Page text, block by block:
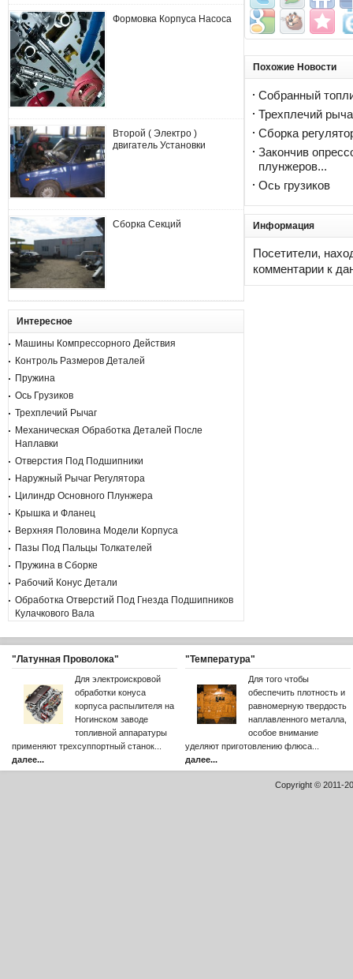
Формовка Корпуса Насоса
Второй ( Электро )
двигатель Установки
Сборка Секций
Интересное
Машины Компрессорного Действия
Контроль Размеров Деталей
Пружина
Ось Грузиков
Трехплечий Рычаг
Механическая Обработка Деталей После
Наплавки
Отверстия Под Подшипники
Наружный Рычаг Регулятора
Цилиндр Основного Плунжера
Крышка и Фланец
Верхняя Половина Модели Корпуса
Пазы Под Пальцы Толкателей
Пружина в Сборке
Рабочий Конус Детали
Обработка Отверстий Под Гнезда Подшипников
Кулачкового Вала
Похожие Новости
Собранный
Трехплечий
Сборка
Закончив
плунжеров...
Ось грузиков
Информация
Посетители,
комментарии к
"Латунная Проволока"
Для электроискровой
обработки конуса
корпуса распылителя на
Ногинском заводе
топливной аппаратуры
применяют трехсуппортный станок...
далее...
"Температура"
Для того чтобы
обеспечить плотность и
равномерную твердость
наплавленного металла,
особое внимание
уделяют приготовлению флюса...
далее...
Copyright © 2011-